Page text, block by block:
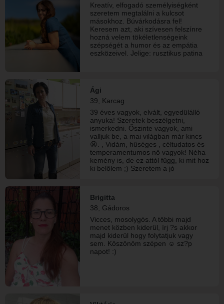
Kreatív, elfogadó személyiségként
szeretem megtalálni a kulcsot
másokhoz. Búvárkodásra fel!
Keresem azt, aki szívesen felszínre
hozná velem tökéletlenségeink
szépségét a humor és az empátia
eszközeivel. Jelige: rusztikus patina
Ági
39, Karcag
39 éves vagyok, elvált, egyedülálló
anyuka! Szeretek beszélgetni,
ismerkedni. Őszinte vagyok, ami
valljuk be, a mai világban már kincs
😫. , Vidám, hűséges , céltudatos és
temperamentumos nő vagyok! Néha
kemény is, de ez attól függ, ki mit hoz
ki belőlem ;) Szeretem a jó
gyerekes anyukáktól.... csupán olyan
társat, aki megbecsül.. :) üdv 😉
Brigitta
38, Gádoros
Vicces, mosolygós. A többi majd
menet közben kiderül, írj ?s akkor
majd kiderül hogy folytatjuk vagy
sem. Köszönöm szépen ☺ sz?p
napot! :)